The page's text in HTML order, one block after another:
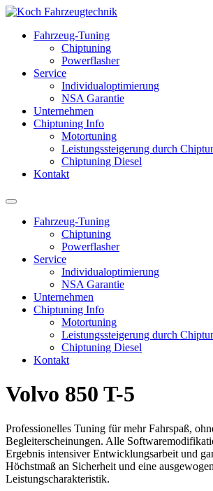
Fahrzeug-Tuning
Chiptuning
Powerflasher
Service
Individualoptimierung
NSA Garantie
Unternehmen
Chiptuning Info
Motortuning
Leistungssteigerung durch
Chiptuning Diesel
Kontakt
Fahrzeug-Tuning
Chiptuning
Powerflasher
Service
Individualoptimierung
NSA Garantie
Unternehmen
Chiptuning Info
Motortuning
Leistungssteigerung durch
Chiptuning Diesel
Kontakt
Volvo 850 T-5
Professionelles Tuning für mehr Fahrspaß,
Begleiterscheinungen. Alle
Ergebnis intensiver Entwicklungsarbeit und
Höchstmaß an Sicherheit und eine
Leistungscharakteristik.